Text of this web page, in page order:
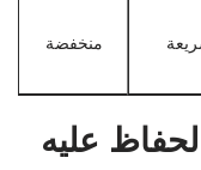
منخفضة
عليه